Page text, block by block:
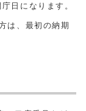
日になります。
は、最初の納期